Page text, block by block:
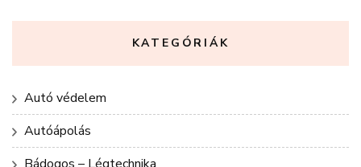
KATEGÓRIÁK
Autó védelem
Autóápolás